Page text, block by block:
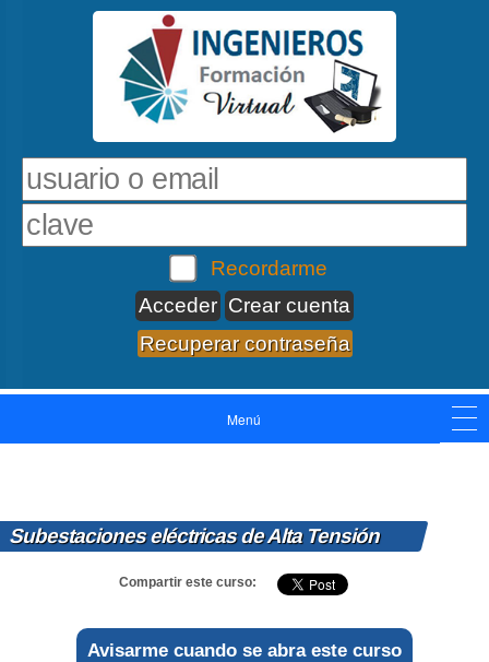
Recordarme
Crear cuenta
Recuperar contraseña
Menú
Subestaciones eléctricas de Alta Tensión
Compartir este curso:
Avisarme cuando se abra este curso